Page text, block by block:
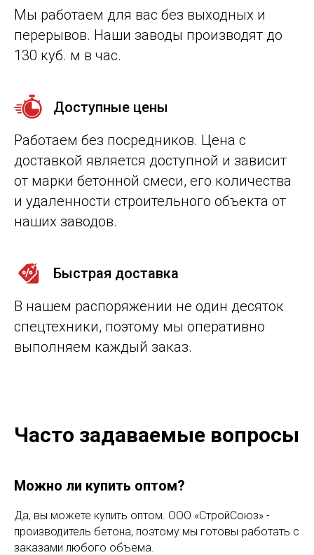
Мы работаем для вас без выходных и
перерывов. Наши заводы производят до
130 куб. м в час.
Доступные цены
Работаем без посредников. Цена с
доставкой является доступной и зависит
от марки бетонной смеси, его количества
и удаленности строительного объекта от
наших заводов.
Быстрая доставка
В нашем распоряжении не один десяток
спецтехники, поэтому мы оперативно
выполняем каждый заказ.
Часто задаваемые вопросы
Можно ли купить оптом?
Да, вы можете купить оптом. ООО «СтройСоюз» -
производитель бетона, поэтому мы готовы работать с
заказами любого объема.